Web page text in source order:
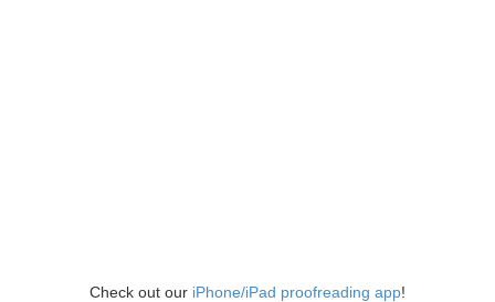
Check out our iPhone/iPad proofreading app!